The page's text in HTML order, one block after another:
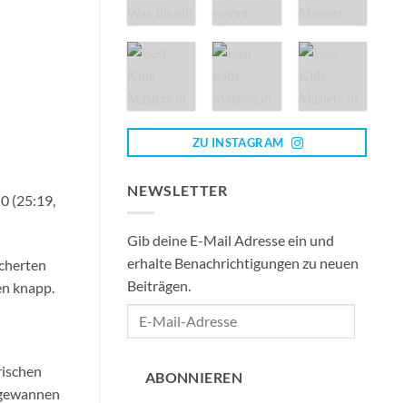
(25:19,
knapp.
ZU INSTAGRAM
NEWSLETTER
Gib deine E-Mail Adresse ein und
erhalte Benachrichtigungen zu neuen
Beiträgen.
Mail-
ABONNIEREN